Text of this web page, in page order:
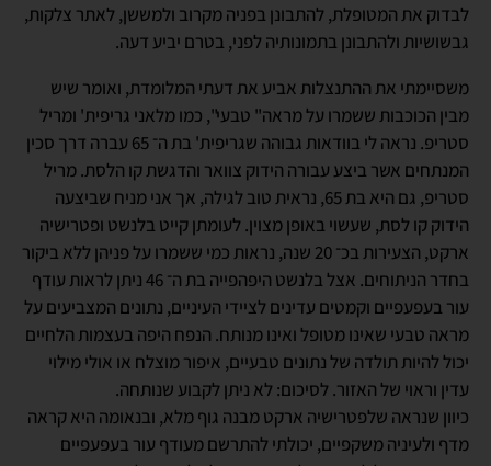
לבדוק את המטופלת, להתבונן בפניה מקרוב ולמששן, לאתר צלקות,
גבשושיות ולהתבונן בתמונותיה לפני, בטרם יביע דעה.
משסיימתי את ההתנצלות אביע את דעתי המלומדת, ואומר שיש
מבין הכוכבות ששמרו על מראה" טבעי", כמו מלאני גריפית' ומריל
סטריפ. נראה לי בוודאות גבוהה שגריפית' בת ה־ 65 עברה דרך סכין
המנתחים אשר ביצע עבורה הידוק צוואר והדגשת קו הלסת. מריל
סטריפ, גם היא בת 65, נראית טוב לגילה, אך אני מניח שביצעה
הידוק קו לסת, שעשוי באופן מצוין. לעומתן קייט בלנשט ופטרישיה
ארקט, הצעירות בכ־ 20 שנה, נראות כמי ששמרו על פניהן ללא ביקור
בחדר הניתוחים. אצל בלנשט היפהפייה בת ה־ 46 ניתן לראות עודף
עור בעפעפיים וקמטים עדינים לציידי העיניים, נתונים המצביעים על
מראה טבעי שאינו מטופל ואינו מנותח. הנפח היפה בעצמות הלחיים
יכול להיות תולדה של נתונים טבעיים, איפור מוצלח או אולי מילוי
עדין וראוי של האזור. לסיכום: לא ניתן לקבוע שנותחה.
כיוון שנראה שלפטרישיה ארקט מבנה גוף מלא, ובנאומה היא קראה
מדף ולעיניה משקפיים, יכולתי להתרשם מעודף עור בעפעפיים